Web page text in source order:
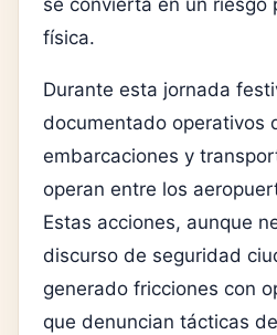
se convierta en un riesgo
física.
Durante esta jornada
documentado operativos
embarcaciones y
operan entre los
Estas acciones, aunque
discurso de seguridad
generado fricciones con
que denuncian tácticas